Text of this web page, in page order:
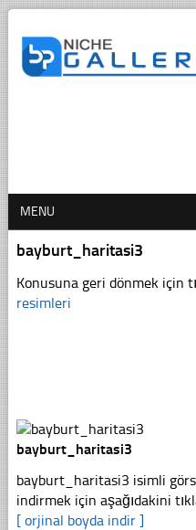
MENU
bayburt_haritasi3
Konusuna geri dönmek için
resimleri
bayburt_haritasi3
bayburt_haritasi3 isimli
indirmek için aşağıdakini
[ orjinal boyda indir ]